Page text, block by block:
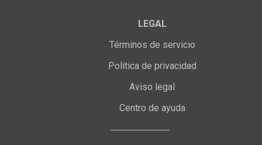
LEGAL
Términos de servicio
Política de privacidad
Aviso legal
Centro de ayuda